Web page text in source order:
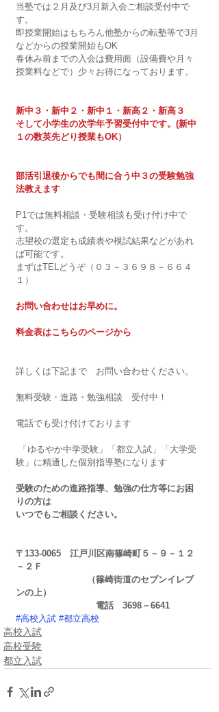
当塾では２月及び3月新入会ご相談受付中で
す。
即授業開始はもちろん他塾からの転塾等で3月
などからの授業開始もOK
春休み前までの入会は費用面（設備費や月々
授業料などで）少々お得になっております。
新中３・新中２・新中１・新高２・新高３
そして小学生の次学年予習受付中です。(新中
１の数英先どり授業もOK）
部活引退後からでも間に合う中３の受験勉強
法教えます
P1では無料相談・受験相談も受け付け中で
す。
志望校の選定も成績表や模試結果などがあれ
ば可能です。
まずはTELどうぞ（０３－３６９８－６６４
１）
お問い合わせはお早めに。
料金表はこちらのページから
詳しくは下記まで　お問い合わせください。
無料受験・進路・勉強相談　受付中！
電話でも受け付けております
験」に精通した個別指導塾になります
受験のための進路指導、勉強の仕方等にお困
りの方は
いつでもご相談ください。
〒133-0065　江戸川区南篠崎町５－９－１２
－２Ｆ
（篠崎街道のセブンイレブ
ンの上）
電話　3698－6641
#高校入試 #都立高校
高校入試
高校受験
都立入試